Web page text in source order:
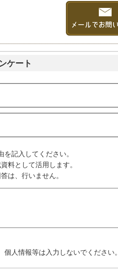
ケート
記入してください。
料として活用します。
は、行いません。
人情報等は入力しないでください。